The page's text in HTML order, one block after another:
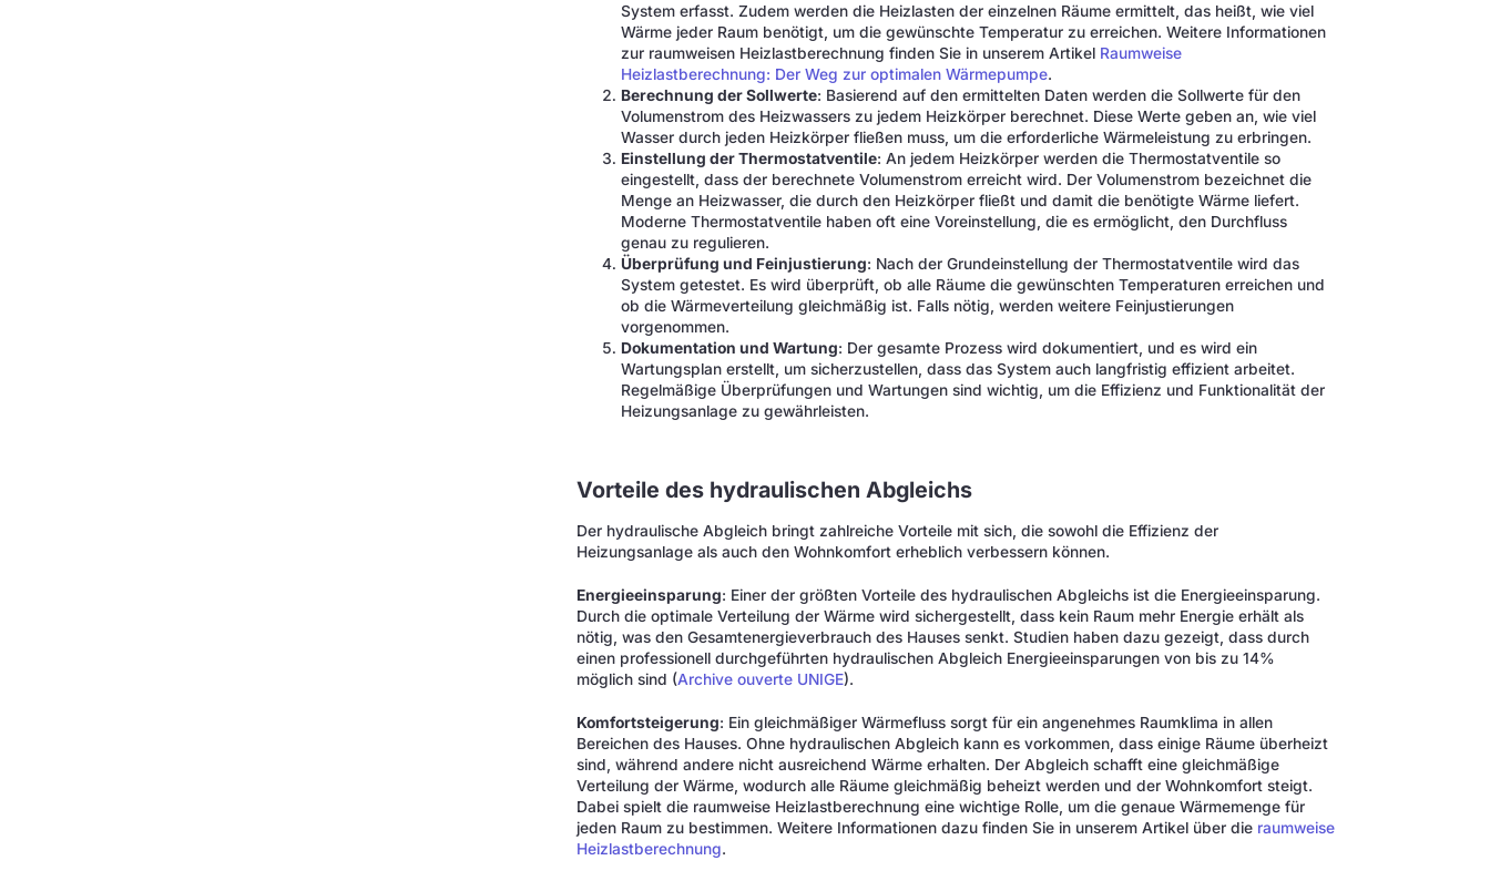
System erfasst. Zudem werden die Heizlasten der einzelnen Räume ermittelt, das heißt, wie viel
Wärme jeder Raum benötigt, um die gewünschte Temperatur zu erreichen. Weitere Informationen
zur raumweisen Heizlastberechnung finden Sie in unserem Artikel Raumweise
Heizlastberechnung: Der Weg zur optimalen Wärmepumpe.
Berechnung der Sollwerte: Basierend auf den ermittelten Daten werden die Sollwerte für den
Volumenstrom des Heizwassers zu jedem Heizkörper berechnet. Diese Werte geben an, wie viel
Wasser durch jeden Heizkörper fließen muss, um die erforderliche Wärmeleistung zu erbringen.
Einstellung der Thermostatventile: An jedem Heizkörper werden die Thermostatventile so
eingestellt, dass der berechnete Volumenstrom erreicht wird. Der Volumenstrom bezeichnet die
Menge an Heizwasser, die durch den Heizkörper fließt und damit die benötigte Wärme liefert.
Moderne Thermostatventile haben oft eine Voreinstellung, die es ermöglicht, den Durchfluss
genau zu regulieren.
Überprüfung und Feinjustierung: Nach der Grundeinstellung der Thermostatventile wird das
System getestet. Es wird überprüft, ob alle Räume die gewünschten Temperaturen erreichen und
ob die Wärmeverteilung gleichmäßig ist. Falls nötig, werden weitere Feinjustierungen
vorgenommen.
Dokumentation und Wartung: Der gesamte Prozess wird dokumentiert, und es wird ein
Wartungsplan erstellt, um sicherzustellen, dass das System auch langfristig effizient arbeitet.
Regelmäßige Überprüfungen und Wartungen sind wichtig, um die Effizienz und Funktionalität der
Heizungsanlage zu gewährleisten.
Vorteile des hydraulischen Abgleichs
Der hydraulische Abgleich bringt zahlreiche Vorteile mit sich, die sowohl die Effizienz der
Heizungsanlage als auch den Wohnkomfort erheblich verbessern können.
Energieeinsparung: Einer der größten Vorteile des hydraulischen Abgleichs ist die Energieeinsparung.
Durch die optimale Verteilung der Wärme wird sichergestellt, dass kein Raum mehr Energie erhält als
nötig, was den Gesamtenergieverbrauch des Hauses senkt. Studien haben dazu gezeigt, dass durch
einen professionell durchgeführten hydraulischen Abgleich Energieeinsparungen von bis zu 14%
möglich sind (Archive ouverte UNIGE).
Komfortsteigerung: Ein gleichmäßiger Wärmefluss sorgt für ein angenehmes Raumklima in allen
Bereichen des Hauses. Ohne hydraulischen Abgleich kann es vorkommen, dass einige Räume überheizt
sind, während andere nicht ausreichend Wärme erhalten. Der Abgleich schafft eine gleichmäßige
Verteilung der Wärme, wodurch alle Räume gleichmäßig beheizt werden und der Wohnkomfort steigt.
Dabei spielt die raumweise Heizlastberechnung eine wichtige Rolle, um die genaue Wärmemenge für
jeden Raum zu bestimmen. Weitere Informationen dazu finden Sie in unserem Artikel über die raumweise
Heizlastberechnung.